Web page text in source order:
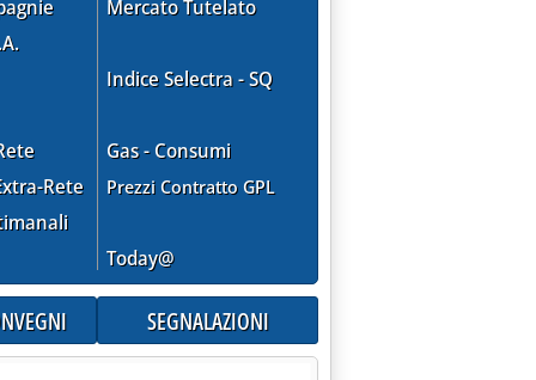
Rete
Mercato Tutelato
Indice Selectra - SQ
Gas - Consumi
Prezzi Contratto GPL
Today@
SEGNALAZIONI